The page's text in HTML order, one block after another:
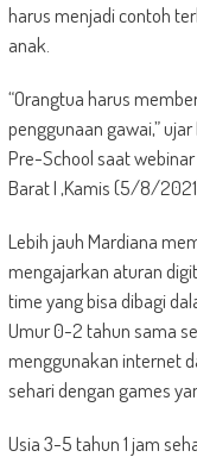
harus menjadi contoh
anak.
“Orangtua harus
penggunaan gawai,”
Pre-School saat
Barat I ,Kamis (5/8/
Lebih jauh Mardiana
mengajarkan aturan
time yang bisa dibagi
Umur 0-2 tahun sama
menggunakan internet
sehari dengan games
Usia 3-5 tahun 1 jam